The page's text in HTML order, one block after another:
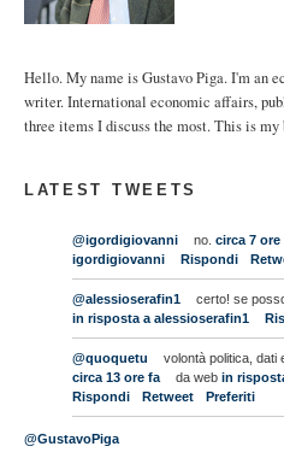
Hello. My name is Gustavo Piga. I'm an
writer. International economic affairs,
three items I discuss the most. This is my
LATEST TWEETS
@igordigiovanni no. circa 7 ore
igordigiovanni
Rispondi
@alessioserafin1 certo! se
in risposta a alessioserafin1
@quoquetu
volontà politica, dati
circa 13 ore fa
da web in
Rispondi
Retweet Preferiti
@GustavoPiga